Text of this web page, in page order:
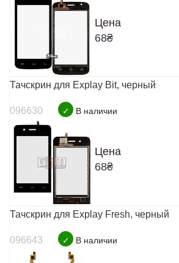
Цена
68₴
Тачскрин для Explay Bit, черный
096630 ✓ В наличии
Цена
68₴
Тачскрин для Explay Fresh, черный
096643 ✓ В наличии